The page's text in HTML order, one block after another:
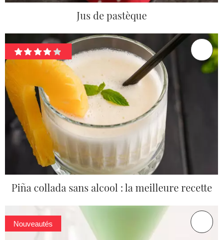
Jus de pastèque
Piña collada sans alcool : la meilleure recette
Nouveautés